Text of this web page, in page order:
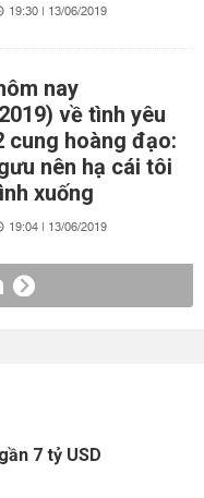
19:30 | 13/06/2019
nay
về tình yêu
cung hoàng đạo:
nên hạ cái tôi
xuống
19:04 | 13/06/2019
7 tỷ USD